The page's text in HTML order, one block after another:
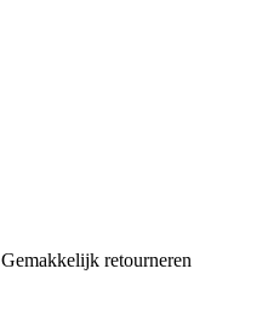
Gemakkelijk retourneren